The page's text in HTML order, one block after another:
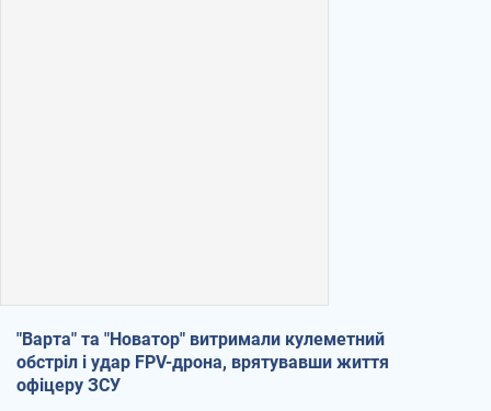
"Варта" та "Новатор" витримали кулеметний
обстріл і удар FPV-дрона, врятувавши життя
офіцеру ЗСУ